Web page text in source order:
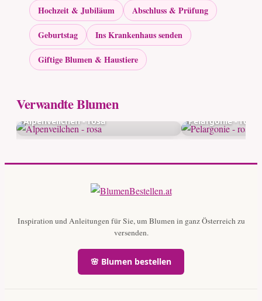
Hochzeit & Jubiläum
Abschluss & Prüfung
Geburtstag
Ins Krankenhaus senden
Giftige Blumen & Haustiere
Verwandte Blumen
Alpenveilchen - rosa Pelargonie - rosa
Inspiration und Anleitungen für Sie, um Blumen in ganz Österreich zu
versenden.
🌸 Blumen bestellen